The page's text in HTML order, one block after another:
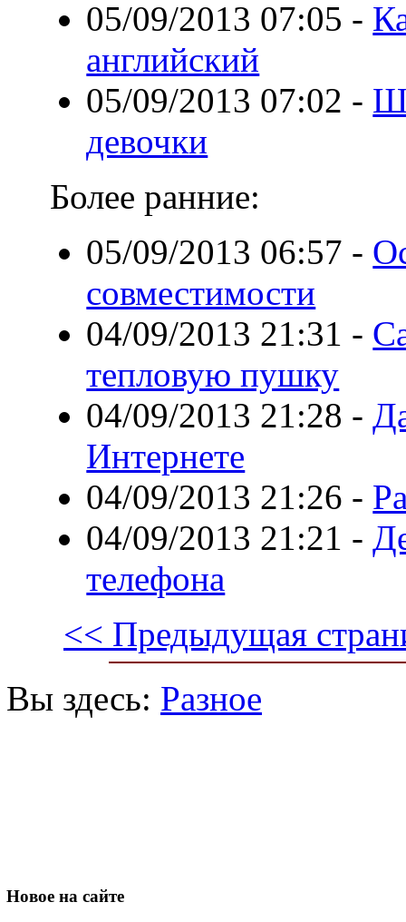
05/09/2013 07:05 -
английский
05/09/2013 07:02 -
девочки
Более ранние:
05/09/2013 06:57 -
совместимости
04/09/2013 21:31 -
тепловую пушку
04/09/2013 21:28 -
Интернете
04/09/2013 21:26 -
04/09/2013 21:21 -
телефона
<< Предыдущая
Вы здесь: Разное
Новое на сайте